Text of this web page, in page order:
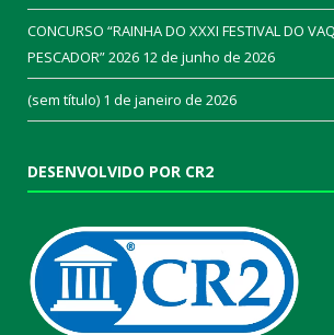
CONCURSO “RAINHA DO XXXI FESTIVAL DO
PESCADOR” 2026 12 de junho de 2026
(sem título) 1 de janeiro de 2026
DESENVOLVIDO POR CR2